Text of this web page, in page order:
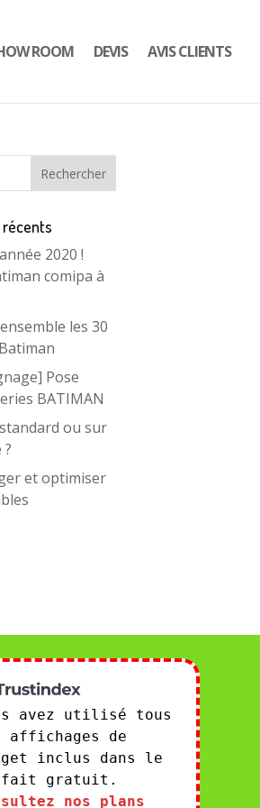
ROOM DEVIS AVIS CLIENTS
2020 !
comipa à
les 30
Pose
BATIMAN
ou sur
et optimiser
avez utilisé tous
affichages de
inclus dans le
gratuit.
nos plans